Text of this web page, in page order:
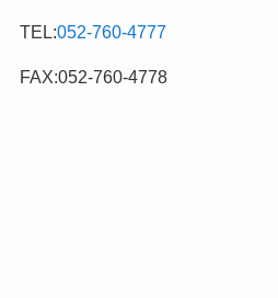
ゴ
リ
TEL:052-760-4777
FAX:052-760-4778